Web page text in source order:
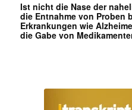
Ist nicht die Nase der
die Entnahme von Proben
Erkrankungen wie
die Gabe von